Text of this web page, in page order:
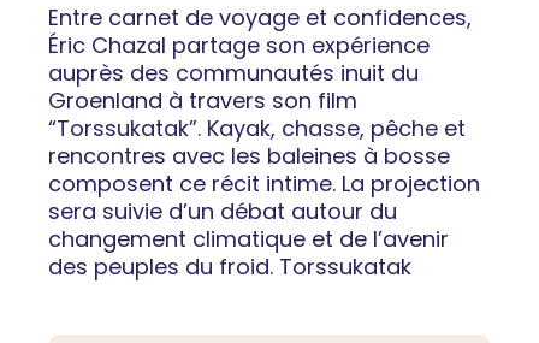
Entre carnet de voyage et confidences,
Éric Chazal partage son expérience
auprès des communautés inuit du
Groenland à travers son film
“Torssukatak”. Kayak, chasse, pêche et
rencontres avec les baleines à bosse
composent ce récit intime. La projection
sera suivie d’un débat autour du
changement climatique et de l’avenir
des peuples du froid. Torssukatak